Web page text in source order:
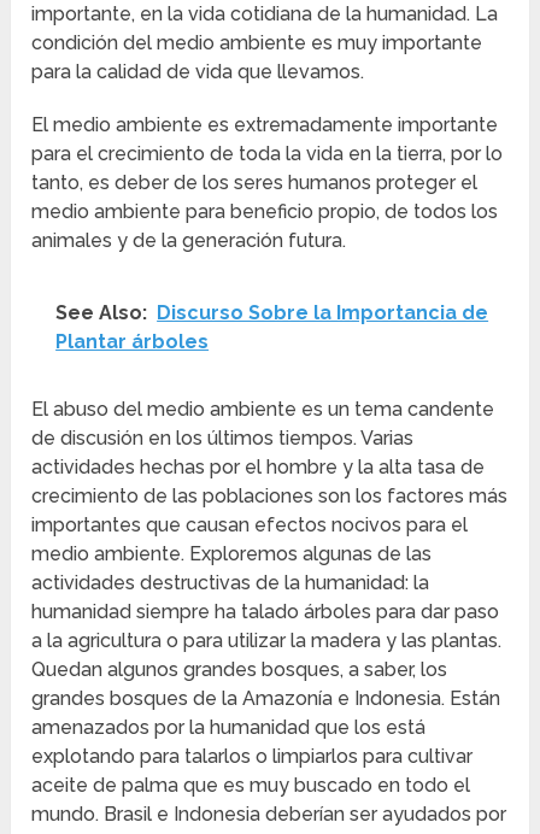
importante, en la vida cotidiana de la humanidad. La
condición del medio ambiente es muy importante
para la calidad de vida que llevamos.
El medio ambiente es extremadamente importante
para el crecimiento de toda la vida en la tierra, por lo
tanto, es deber de los seres humanos proteger el
medio ambiente para beneficio propio, de todos los
animales y de la generación futura.
See Also: Discurso Sobre la Importancia de
Plantar árboles
El abuso del medio ambiente es un tema candente
de discusión en los últimos tiempos. Varias
actividades hechas por el hombre y la alta tasa de
crecimiento de las poblaciones son los factores más
importantes que causan efectos nocivos para el
medio ambiente. Exploremos algunas de las
actividades destructivas de la humanidad: la
humanidad siempre ha talado árboles para dar paso
a la agricultura o para utilizar la madera y las plantas.
Quedan algunos grandes bosques, a saber, los
grandes bosques de la Amazonía e Indonesia. Están
amenazados por la humanidad que los está
explotando para talarlos o limpiarlos para cultivar
aceite de palma que es muy buscado en todo el
mundo. Brasil e Indonesia deberían ser ayudados por